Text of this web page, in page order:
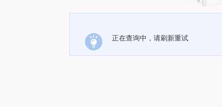
正在查询中，请刷新重试